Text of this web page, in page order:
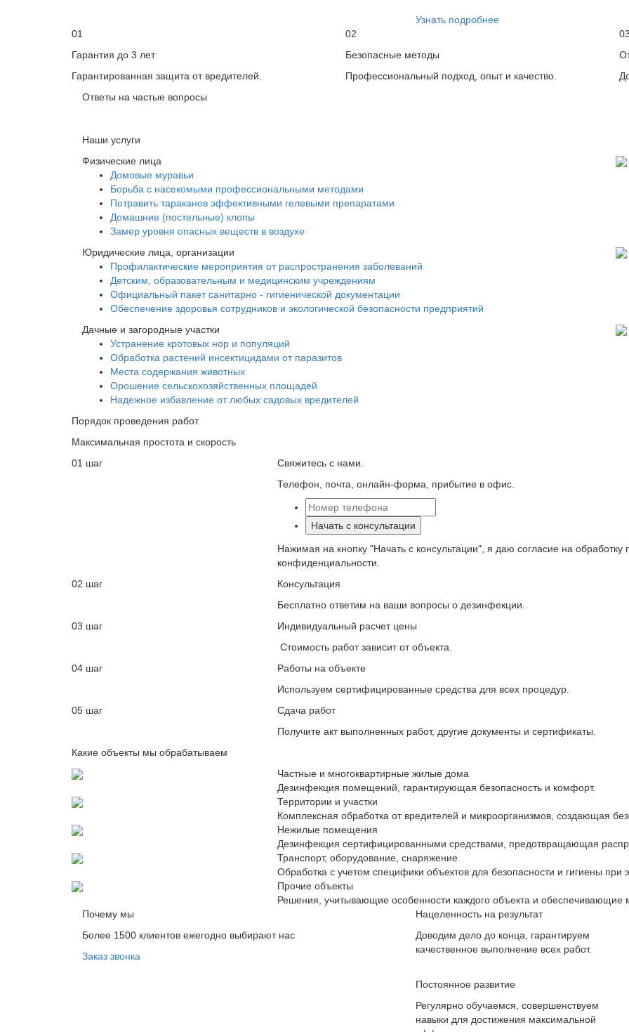
Узнать подробнее
01
Гарантия до 3 лет
Гарантированная защита от вредителей.
02
Безопасные методы
Профессиональный подход, опыт и качество.
03
Ответы на частые вопросы
Наши услуги
Физические лица
Домовые муравьи
Борьба с насекомыми профессиональными методами
Потравить тараканов эффективными гелевыми препаратами
Домашние (постельные) клопы
Замер уровня опасных веществ в воздухе
Юридические лица, организации
Профилактические мероприятия от распространения заболеваний
Детским, образовательным и медицинским учреждениям
Официальный пакет санитарно - гигиенической документации
Обеспечение здоровья сотрудников и экологической безопасности предприятий
Дачные и загородные участки
Устранение кротовых нор и популяций
Обработка растений инсектицидами от паразитов
Места содержания животных
Орошение сельскохозяйственных площадей
Надежное избавление от любых садовых вредителей
Порядок проведения работ
Максимальная простота и скорость
01 шаг
Свяжитесь с нами.
Телефон, почта, онлайн-форма, прибытие в офис.
Начать с консультации
Нажимая на кнопку "Начать с консультации", я даю согласие на обработку
конфиденциальности.
02 шаг
Консультация
Бесплатно ответим на ваши вопросы о дезинфекции.
03 шаг
Индивидуальный расчет цены
Стоимость работ зависит от объекта.
04 шаг
Работы на объекте
Используем сертифицированные средства для всех процедур.
05 шаг
Сдача работ
Получите акт выполненных работ, другие документы и сертификаты.
Какие объекты мы обрабатываем
Частные и многоквартирные жилые дома
Дезинфекция помещений, гарантирующая безопасность и комфорт.
Территории и участки
Комплексная обработка от вредителей и микроорганизмов, создающая
Нежилые помещения
Дезинфекция сертифицированными средствами, предотвращающая
Транспорт, оборудование, снаряжение
Обработка с учетом специфики объектов для безопасности и гигиены при
Прочие объекты
Решения, учитывающие особенности каждого объекта и обеспечивающие
Почему мы
Более 1500 клиентов ежегодно выбирают нас
Заказ звонка
Нацеленность на результат
Доводим дело до конца, гарантируем
качественное выполнение всех работ.
Постоянное развитие
Регулярно обучаемся, совершенствуем
навыки для достижения максимальной